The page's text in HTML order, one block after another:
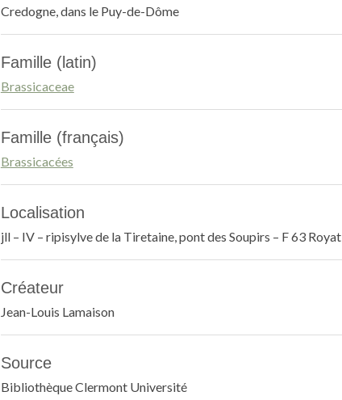
Credogne, dans le Puy-de-Dôme
Famille (latin)
Brassicaceae
Famille (français)
Brassicacées
Localisation
jll – IV – ripisylve de la Tiretaine, pont des Soupirs – F 63 Royat
Créateur
Jean-Louis Lamaison
Source
Bibliothèque Clermont Université